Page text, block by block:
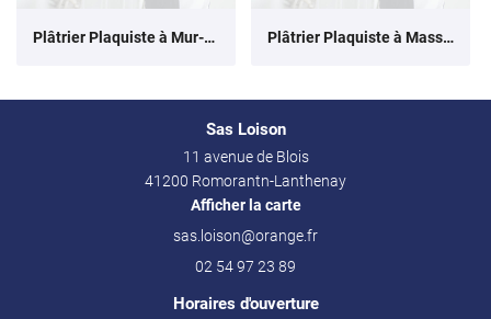
Plâtrier Plaquiste à Mur-de-Sologne Plâtrier Plaquiste à Massay
Sas Loison
11 avenue de Blois
41200 Romorantn-Lanthenay
Afficher la carte
02 54 97 23 89
Horaires d'ouverture